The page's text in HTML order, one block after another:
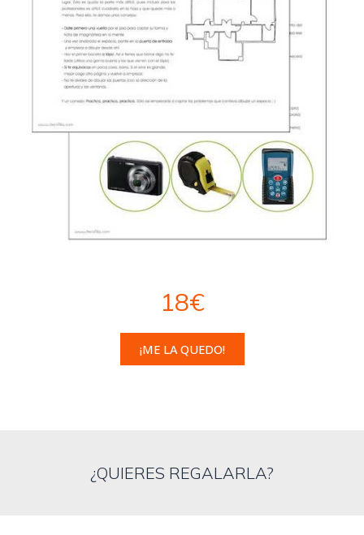
18€
¡ME LA QUEDO!
¿QUIERES REGALARLA?